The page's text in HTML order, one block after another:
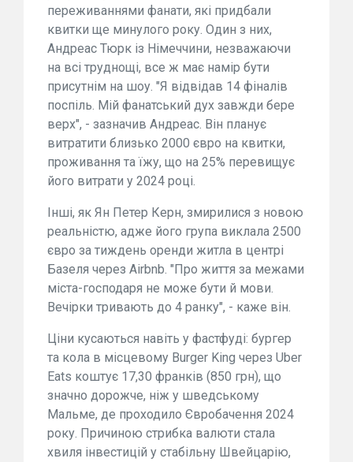
переживаннями фанати, які придбали
квитки ще минулого року. Один з них,
Андреас Тюрк із Німеччини, незважаючи
на всі труднощі, все ж має намір бути
присутнім на шоу. "Я відвідав 14 фіналів
поспіль. Мій фанатський дух завжди бере
верх", - зазначив Андреас. Він планує
витратити близько 2000 євро на квитки,
проживання та їжу, що на 25% перевищує
його витрати у 2024 році.
Інші, як Ян Петер Керн, змирилися з новою
реальністю, адже його група виклала 2500
євро за тиждень оренди житла в центрі
Базеля через Airbnb. "Про життя за межами
міста-господаря не може бути й мови.
Вечірки тривають до 4 ранку", - каже він.
Ціни кусаються навіть у фастфуді: бургер
та кола в місцевому Burger King через Uber
Eats коштує 17,30 франків (850 грн), що
значно дорожче, ніж у шведському
Мальме, де проходило Євробачення 2024
року. Причиною стрибка валюти стала
хвиля інвестицій у стабільну Швейцарію,